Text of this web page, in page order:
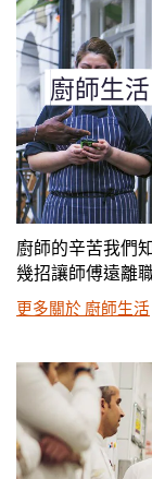
廚師生活
廚師的辛苦我們
幾招讓師傅遠離
更多關於 廚師生活